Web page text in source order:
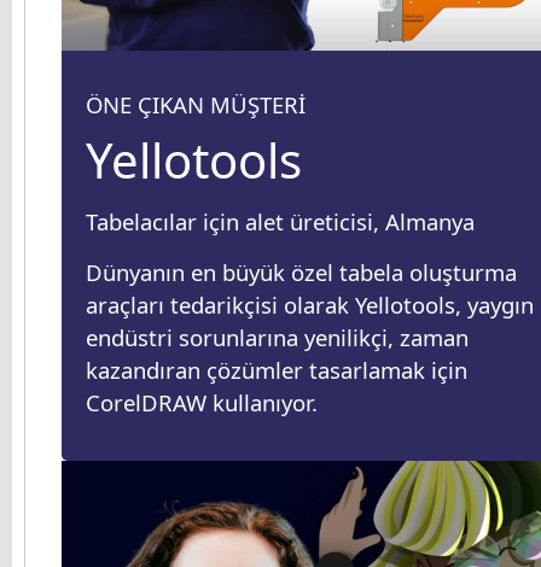
ÖNE ÇIKAN MÜŞTERİ
Yellotools
Tabelacılar için alet üreticisi, Almanya
Dünyanın en büyük özel tabela oluşturma
araçları tedarikçisi olarak Yellotools, yaygın
endüstri sorunlarına yenilikçi, zaman
kazandıran çözümler tasarlamak için
CorelDRAW kullanıyor.